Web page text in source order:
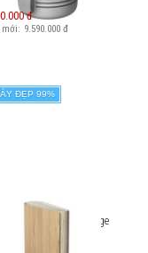
đ
mới: 9.590.000 đ
ĐẸP 99%
Beosound Emerge
Tone